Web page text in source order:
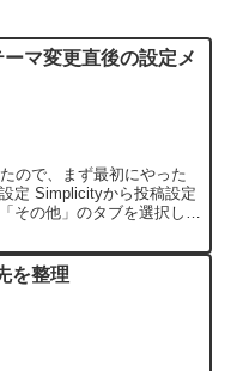
マ変更直後の設定メ
ので、まず最初にやった
定 Simplicityから投稿設定
その他」のタブを選択し、
を整理